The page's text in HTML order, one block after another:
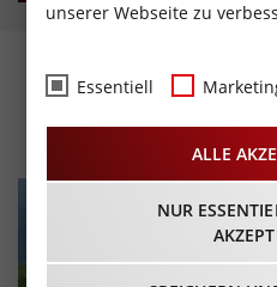
07.09.2023 -
unserer Webseite zu
Essentiell
ALLE
NUR